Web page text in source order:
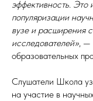
эффективность. Это
популяризации
вузе и расширения
исследователей», —
образовательных
Слушатели Школа
на участие в